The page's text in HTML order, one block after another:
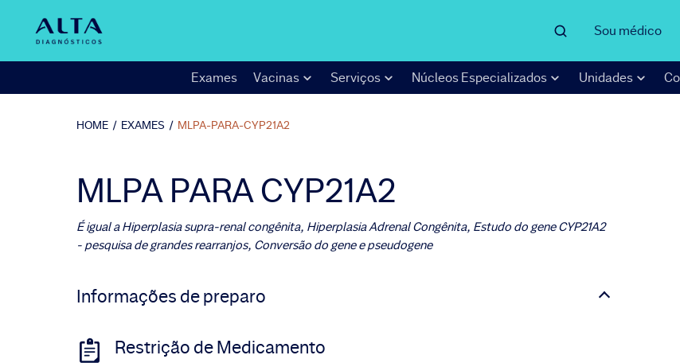
Sou médico
Exames Vacinas Serviços Núcleos Especializados Unidades
HOME / EXAMES / MLPA-PARA-CYP21A2
MLPA PARA CYP21A2
É igual a Hiperplasia supra-renal congênita, Hiperplasia Adrenal Congênita, Estudo do gene CYP21A2
- pesquisa de grandes rearranjos, Conversão do gene e pseudogene
Informações de preparo
Restrição de Medicamento